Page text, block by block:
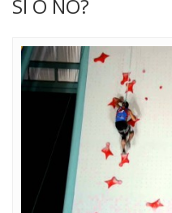
SI O NO?